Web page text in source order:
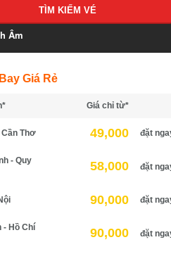
Âm
Giá Rẻ
Giá chỉ từ*
Thơ 49,000 đặt ngay
- Quy
58,000 đặt ngay
90,000 đặt ngay
Hồ Chí
90,000 đặt ngay